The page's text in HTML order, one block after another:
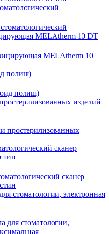
MELAtherm 10 DT
полиш)
изделий
сканер
стоматологии, электронная